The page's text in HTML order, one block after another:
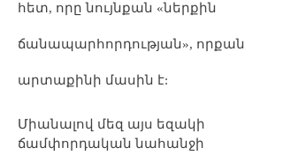
հետ, որը նույնքան «ներքին
ճանապարհորդության», որքան
արտաքինի մասին է:
Միանալով մեզ այս եզակի
ճամփորդական նահանջի